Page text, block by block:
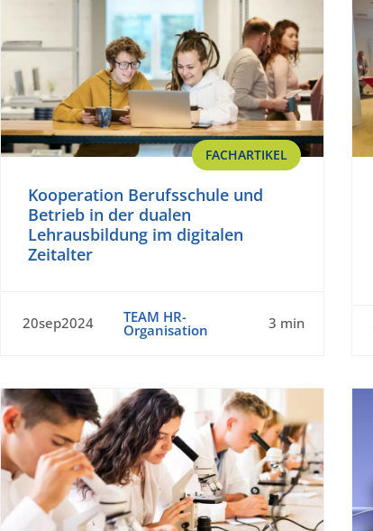
FACHARTIKEL
Kooperation Berufsschule und
Betrieb in der dualen
Lehrausbildung im digitalen
Zeitalter
20sep2024 TEAM HR-
Organisation 3 min